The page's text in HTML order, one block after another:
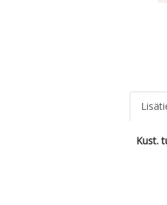
Kust.